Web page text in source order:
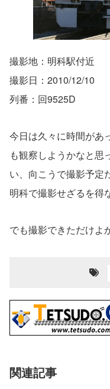
撮影地：明科駅付近
撮影日：2010/12/10
列番：回9525D
今日は久々に時間があ
も観察しようかなと思
い、向こうで撮影予定
明科で撮影せざるを得
でも撮影できただけよ
関連記事